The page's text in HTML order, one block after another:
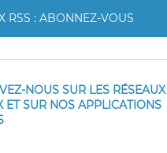
RSS : ABONNEZ-VOUS
NOUS SUR LES RÉSEAUX
ET SUR NOS APPLICATIONS